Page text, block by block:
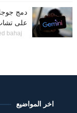
دمج جوجل
على تشات
bahaj
اخر المواضيع